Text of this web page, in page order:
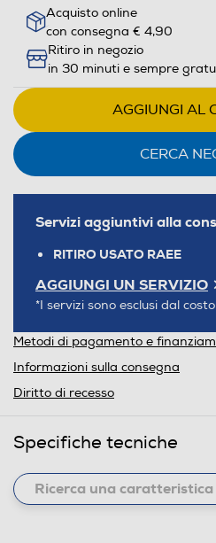
Acquisto online
con consegna € 4,90
Ritiro in negozio
in 30 minuti e sempre
AGGIUNGI AL
CERCA
Servizi aggiuntivi alla
RITIRO USATO RAEE
AGGIUNGI UN SERVIZIO
*I servizi sono esclusi dal
Metodi di pagamento e
Informazioni sulla consegna
Diritto di recesso
Specifiche tecniche